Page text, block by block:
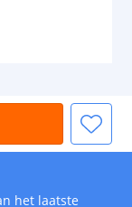
het laatste